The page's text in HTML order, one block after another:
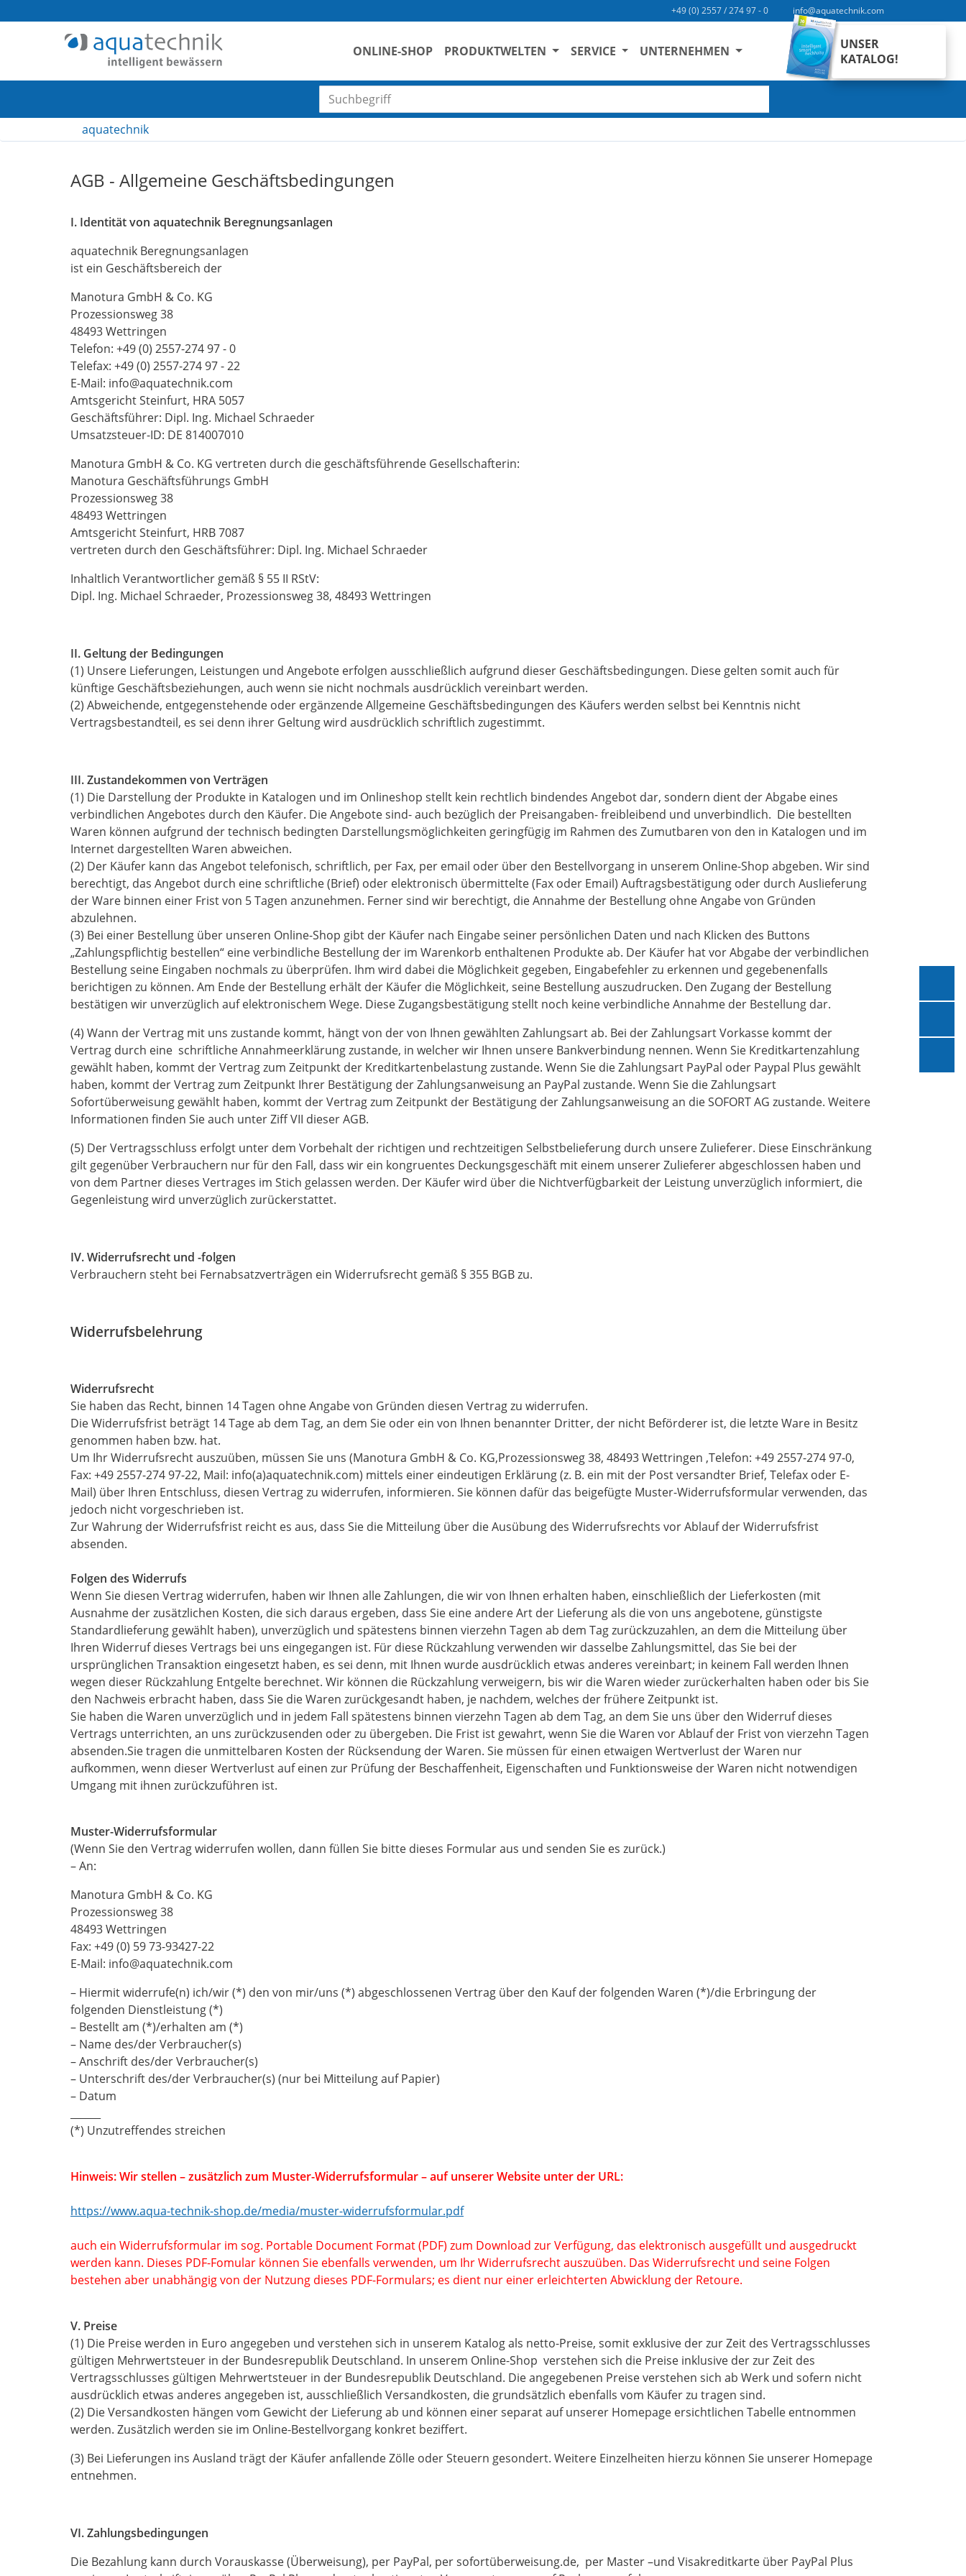
+49 (0) 2557 / 274 97 - 0 info@aquatechnik.com
Navigation
ONLINE-SHOP PRODUKTWELTEN SERVICE UNTERNEHMEN
Suchbegriff eingeben
aquatechnik
AGB - Allgemeine Geschäftsbedingungen
I. Identität von aquatechnik Beregnungsanlagen
aquatechnik Beregnungsanlagen
ist ein Geschäftsbereich der
Manotura GmbH & Co. KG
Prozessionsweg 38
48493 Wettringen
Telefon: +49 (0) 2557-274 97 - 0
Telefax: +49 (0) 2557-274 97 - 22
E-Mail: info@aquatechnik.com
Amtsgericht Steinfurt, HRA 5057
Geschäftsführer: Dipl. Ing. Michael Schraeder
Umsatzsteuer-ID: DE 814007010
Manotura GmbH & Co. KG vertreten durch die geschäftsführende Gesellschafterin:
Manotura Geschäftsführungs GmbH
Prozessionsweg 38
48493 Wettringen
Amtsgericht Steinfurt, HRB 7087
vertreten durch den Geschäftsführer: Dipl. Ing. Michael Schraeder
Inhaltlich Verantwortlicher gemäß § 55 II RStV:
Dipl. Ing. Michael Schraeder, Prozessionsweg 38, 48493 Wettringen
II. Geltung der Bedingungen
(1) Unsere Lieferungen, Leistungen und Angebote erfolgen ausschließlich aufgrund dieser Geschäftsbedingungen. Diese gelten somit auch für
künftige Geschäftsbeziehungen, auch wenn sie nicht nochmals ausdrücklich vereinbart werden.
(2) Abweichende, entgegenstehende oder ergänzende Allgemeine Geschäftsbedingungen des Käufers werden selbst bei Kenntnis nicht
Vertragsbestandteil, es sei denn ihrer Geltung wird ausdrücklich schriftlich zugestimmt.
III. Zustandekommen von Verträgen
(1) Die Darstellung der Produkte in Katalogen und im Onlineshop stellt kein rechtlich bindendes Angebot dar, sondern dient der Abgabe eines
verbindlichen Angebotes durch den Käufer. Die Angebote sind- auch bezüglich der Preisangaben- freibleibend und unverbindlich. Die bestellten
Waren können aufgrund der technisch bedingten Darstellungsmöglichkeiten geringfügig im Rahmen des Zumutbaren von den in Katalogen und im
Internet dargestellten Waren abweichen.
(2) Der Käufer kann das Angebot telefonisch, schriftlich, per Fax, per email oder über den Bestellvorgang in unserem Online-Shop abgeben. Wir sind
berechtigt, das Angebot durch eine schriftliche (Brief) oder elektronisch übermittelte (Fax oder Email) Auftragsbestätigung oder durch Auslieferung
der Ware binnen einer Frist von 5 Tagen anzunehmen. Ferner sind wir berechtigt, die Annahme der Bestellung ohne Angabe von Gründen
abzulehnen.
(3) Bei einer Bestellung über unseren Online-Shop gibt der Käufer nach Eingabe seiner persönlichen Daten und nach Klicken des Buttons
„Zahlungspflichtig bestellen“ eine verbindliche Bestellung der im Warenkorb enthaltenen Produkte ab. Der Käufer hat vor Abgabe der verbindlichen
Bestellung seine Eingaben nochmals zu überprüfen. Ihm wird dabei die Möglichkeit gegeben, Eingabefehler zu erkennen und gegebenenfalls
berichtigen zu können. Am Ende der Bestellung erhält der Käufer die Möglichkeit, seine Bestellung auszudrucken. Den Zugang der Bestellung
bestätigen wir unverzüglich auf elektronischem Wege. Diese Zugangsbestätigung stellt noch keine verbindliche Annahme der Bestellung dar.
(4) Wann der Vertrag mit uns zustande kommt, hängt von der von Ihnen gewählten Zahlungsart ab. Bei der Zahlungsart Vorkasse kommt der
Vertrag durch eine schriftliche Annahmeerklärung zustande, in welcher wir Ihnen unsere Bankverbindung nennen. Wenn Sie Kreditkartenzahlung
gewählt haben, kommt der Vertrag zum Zeitpunkt der Kreditkartenbelastung zustande. Wenn Sie die Zahlungsart PayPal oder Paypal Plus gewählt
haben, kommt der Vertrag zum Zeitpunkt Ihrer Bestätigung der Zahlungsanweisung an PayPal zustande. Wenn Sie die Zahlungsart
Sofortüberweisung gewählt haben, kommt der Vertrag zum Zeitpunkt der Bestätigung der Zahlungsanweisung an die SOFORT AG zustande. Weitere
Informationen finden Sie auch unter Ziff VII dieser AGB.
(5) Der Vertragsschluss erfolgt unter dem Vorbehalt der richtigen und rechtzeitigen Selbstbelieferung durch unsere Zulieferer. Diese Einschränkung
gilt gegenüber Verbrauchern nur für den Fall, dass wir ein kongruentes Deckungsgeschäft mit einem unserer Zulieferer abgeschlossen haben und
von dem Partner dieses Vertrages im Stich gelassen werden. Der Käufer wird über die Nichtverfügbarkeit der Leistung unverzüglich informiert, die
Gegenleistung wird unverzüglich zurückerstattet.
IV. Widerrufsrecht und -folgen
Verbrauchern steht bei Fernabsatzverträgen ein Widerrufsrecht gemäß § 355 BGB zu.
Widerrufsbelehrung
Widerrufsrecht
Sie haben das Recht, binnen 14 Tagen ohne Angabe von Gründen diesen Vertrag zu widerrufen.
Die Widerrufsfrist beträgt 14 Tage ab dem Tag, an dem Sie oder ein von Ihnen benannter Dritter, der nicht Beförderer ist, die letzte Ware in Besitz
genommen haben bzw. hat.
Um Ihr Widerrufsrecht auszuüben, müssen Sie uns (Manotura GmbH & Co. KG,Prozessionsweg 38, 48493 Wettringen ,Telefon: +49 2557-274 97-0,
Fax: +49 2557-274 97-22, Mail: info(a)aquatechnik.com) mittels einer eindeutigen Erklärung (z. B. ein mit der Post versandter Brief, Telefax oder E-
Mail) über Ihren Entschluss, diesen Vertrag zu widerrufen, informieren. Sie können dafür das beigefügte Muster-Widerrufsformular verwenden, das
jedoch nicht vorgeschrieben ist.
Zur Wahrung der Widerrufsfrist reicht es aus, dass Sie die Mitteilung über die Ausübung des Widerrufsrechts vor Ablauf der Widerrufsfrist
absenden.
Folgen des Widerrufs
Wenn Sie diesen Vertrag widerrufen, haben wir Ihnen alle Zahlungen, die wir von Ihnen erhalten haben, einschließlich der Lieferkosten (mit
Ausnahme der zusätzlichen Kosten, die sich daraus ergeben, dass Sie eine andere Art der Lieferung als die von uns angebotene, günstigste
Standardlieferung gewählt haben), unverzüglich und spätestens binnen vierzehn Tagen ab dem Tag zurückzuzahlen, an dem die Mitteilung über
Ihren Widerruf dieses Vertrags bei uns eingegangen ist. Für diese Rückzahlung verwenden wir dasselbe Zahlungsmittel, das Sie bei der
ursprünglichen Transaktion eingesetzt haben, es sei denn, mit Ihnen wurde ausdrücklich etwas anderes vereinbart; in keinem Fall werden Ihnen
wegen dieser Rückzahlung Entgelte berechnet. Wir können die Rückzahlung verweigern, bis wir die Waren wieder zurückerhalten haben oder bis Sie
den Nachweis erbracht haben, dass Sie die Waren zurückgesandt haben, je nachdem, welches der frühere Zeitpunkt ist.
Sie haben die Waren unverzüglich und in jedem Fall spätestens binnen vierzehn Tagen ab dem Tag, an dem Sie uns über den Widerruf dieses
Vertrags unterrichten, an uns zurückzusenden oder zu übergeben. Die Frist ist gewahrt, wenn Sie die Waren vor Ablauf der Frist von vierzehn Tagen
absenden.Sie tragen die unmittelbaren Kosten der Rücksendung der Waren. Sie müssen für einen etwaigen Wertverlust der Waren nur
aufkommen, wenn dieser Wertverlust auf einen zur Prüfung der Beschaffenheit, Eigenschaften und Funktionsweise der Waren nicht notwendigen
Umgang mit ihnen zurückzuführen ist.
Muster-Widerrufsformular
(Wenn Sie den Vertrag widerrufen wollen, dann füllen Sie bitte dieses Formular aus und senden Sie es zurück.)
– An:
Manotura GmbH & Co. KG
Prozessionsweg 38
48493 Wettringen
Fax: +49 (0) 59 73-93427-22
E-Mail: info@aquatechnik.com
– Hiermit widerrufe(n) ich/wir (*) den von mir/uns (*) abgeschlossenen Vertrag über den Kauf der folgenden Waren (*)/die Erbringung der
folgenden Dienstleistung (*)
– Bestellt am (*)/erhalten am (*)
– Name des/der Verbraucher(s)
– Anschrift des/der Verbraucher(s)
– Unterschrift des/der Verbraucher(s) (nur bei Mitteilung auf Papier)
– Datum
(*) Unzutreffendes streichen
Hinweis: Wir stellen – zusätzlich zum Muster-Widerrufsformular – auf unserer Website unter der URL:
https://www.aqua-technik-shop.de/media/muster-widerrufsformular.pdf
auch ein Widerrufsformular im sog. Portable Document Format (PDF) zum Download zur Verfügung, das elektronisch ausgefüllt und ausgedruckt
werden kann. Dieses PDF-Fomular können Sie ebenfalls verwenden, um Ihr Widerrufsrecht auszuüben. Das Widerrufsrecht und seine Folgen
bestehen aber unabhängig von der Nutzung dieses PDF-Formulars; es dient nur einer erleichterten Abwicklung der Retoure.
V. Preise
(1) Die Preise werden in Euro angegeben und verstehen sich in unserem Katalog als netto-Preise, somit exklusive der zur Zeit des Vertragsschlusses
gültigen Mehrwertsteuer in der Bundesrepublik Deutschland. In unserem Online-Shop verstehen sich die Preise inklusive der zur Zeit des
Vertragsschlusses gültigen Mehrwertsteuer in der Bundesrepublik Deutschland. Die angegebenen Preise verstehen sich ab Werk und sofern nicht
ausdrücklich etwas anderes angegeben ist, ausschließlich Versandkosten, die grundsätzlich ebenfalls vom Käufer zu tragen sind.
(2) Die Versandkosten hängen vom Gewicht der Lieferung ab und können einer separat auf unserer Homepage ersichtlichen Tabelle entnommen
werden. Zusätzlich werden sie im Online-Bestellvorgang konkret beziffert.
(3) Bei Lieferungen ins Ausland trägt der Käufer anfallende Zölle oder Steuern gesondert. Weitere Einzelheiten hierzu können Sie unserer Homepage
entnehmen.
VI. Zahlungsbedingungen
Die Bezahlung kann durch Vorauskasse (Überweisung), per PayPal, per sofortüberweisung.de, per Master –und Visakreditkarte über PayPal Plus
UNSER
KATALOG!